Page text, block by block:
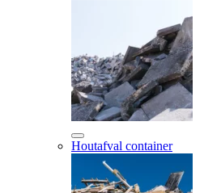
Houtafval container